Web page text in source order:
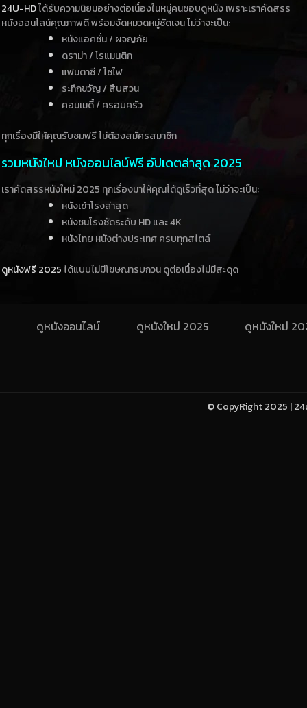
24U-HDได้รับความนิยมอย่างต่อเนื่องในหมู่คนชอบดูหนัง เพราะเราคัดสรร
หนังออนไลน์คุณภาพดี พร้อมจัดหมวดหมู่ชัดเจน ไม่ว่าจะเป็น:
หนังแอคชั่น / ผจญภัย
ดราม่า / โรแมนติก
แฟนตาซี / ไซไฟ
ระทึกขวัญ / สืบสวน
คอมเมดี้ / ครอบครัว
ทุกเรื่องมีให้คุณรับชมฟรี ไม่ต้องสมัครสมาชิก
รวมหนังใหม่ หนังออนไลน์ฟรี อัปเดตล่าสุด 2025
เราคัดสรรหนังใหม่ 2025 ทุกเรื่องมาให้คุณได้ดูเร็วที่สุด ไม่ว่าจะเป็น:
หนังเข้าโรงล่าสุด
หนังชนโรงชัดระดับ HD และ 4K
หนังไทย หนังต่างประเทศ ครบทุกสไตล์
ดูหนังฟรี 2025ได้แบบไม่มีโฆษณารบกวน ดูต่อเนื่องไม่มีสะดุด
ดูหนังออนไลน์ ดูหนังใหม่ 2025 ดูหนังใหม่
© CopyRight 2025 |